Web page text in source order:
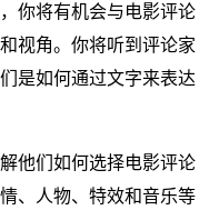
你将有机会与电影评论
视角。你将听到评论家
是如何通过文字来表达
他们如何选择电影评论
、人物、特效和音乐等